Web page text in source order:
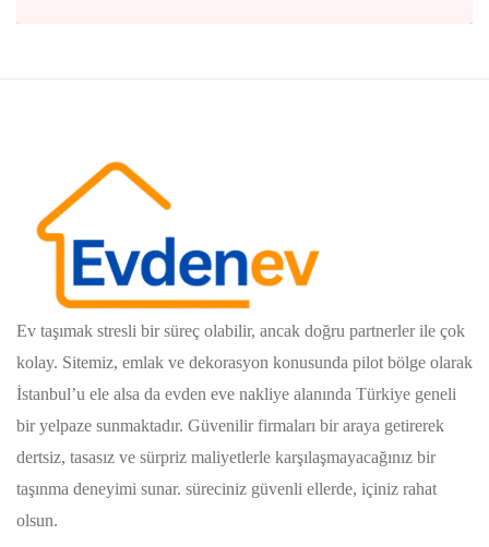
Ev taşımak stresli bir süreç olabilir, ancak doğru partnerler ile çok
kolay. Sitemiz, emlak ve dekorasyon konusunda pilot bölge olarak
İstanbul’u ele alsa da evden eve nakliye alanında Türkiye geneli
bir yelpaze sunmaktadır. Güvenilir firmaları bir araya getirerek
dertsiz, tasasız ve sürpriz maliyetlerle karşılaşmayacağınız bir
taşınma deneyimi sunar. süreciniz güvenli ellerde, içiniz rahat
olsun.